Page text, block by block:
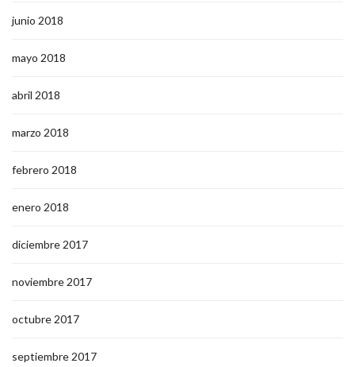
junio 2018
mayo 2018
abril 2018
marzo 2018
febrero 2018
enero 2018
diciembre 2017
noviembre 2017
octubre 2017
septiembre 2017